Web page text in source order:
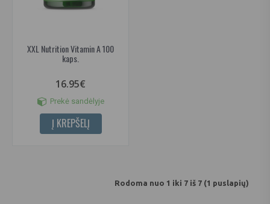
XXL Nutrition Vitamin A 100
kaps.
16.95€
Prekė sandėlyje
Į KREPŠELĮ
Rodoma nuo 1 iki 7 iš 7 (1 puslapių)